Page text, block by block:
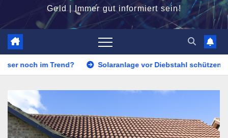
Geld | Immer gut informiert sein!
Solaranlage vor Diebstahl schützen? Was ist